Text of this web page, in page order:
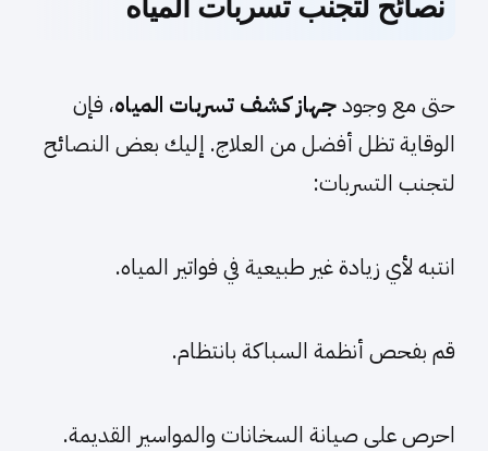
نصائح لتجنب تسربات المياه
حتى مع وجودجهاز كشف تسربات المياه، فإن
الوقاية تظل أفضل من العلاج. إليك بعض النصائح
لتجنب التسربات:
انتبه لأي زيادة غير طبيعية في فواتير المياه.
قم بفحص أنظمة السباكة بانتظام.
احرص على صيانة السخانات والمواسير القديمة.